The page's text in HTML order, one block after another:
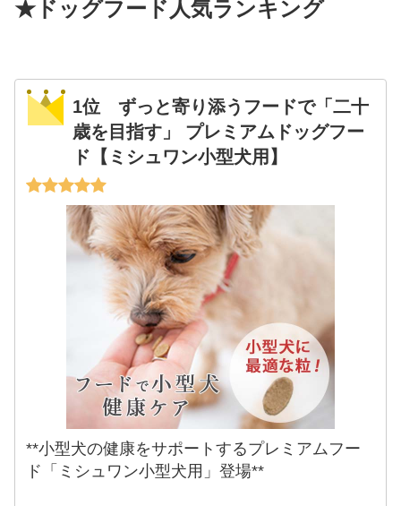
★ドッグフード人気ランキング
1位 ずっと寄り添うフードで「二十
歳を目指す」 プレミアムドッグフー
ド【ミシュワン小型犬用】
**小型犬の健康をサポートするプレミアムフー
ド「ミシュワン小型犬用」登場**